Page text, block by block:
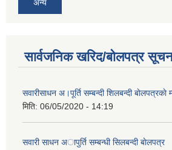
अन्य
सार्वजनिक खरिद/बोलपत्र
सवारीसाधन अ।पूर्ति सम्बन्दी शिलबन्दी
मिति: 06/05/2020 - 14:19
सवारी साधन अापुर्ति सम्बन्धी सिलबन्दी बाेलपत्र